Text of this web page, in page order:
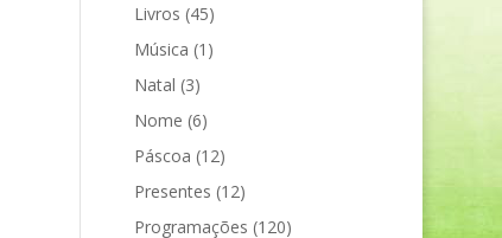
Livros (45)
Música (1)
Natal (3)
Nome (6)
Páscoa (12)
Presentes (12)
Programações (120)